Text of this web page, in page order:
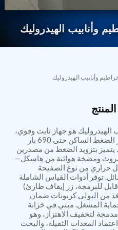
Nitrogen Generating
Dynamic Snubber Shock
Rotor Dynamics Test
Starter Generator Test Rig
Hydrogen Gas Boosting
Hydraulic Suspension Unit
Aerospace Pressure and
Air Droppable Container
Computerized
Bench
Computerized Based
Mounted Brake System
Pressure Cycle Test
PSA Oxygen Generation
PSA Oxygen Generation
Fuel Injection Pump Test
وأنابيب الهيدروليك
وأنابيب الهيدروليك
الهيدروليك هو جهاز ثابت وقوي،
مثبت على الأرض، مصمم لاختبار الضغط الساكن حتى 690 بار
يتميز بتزويد الضغط من مصدرين
ومضخة هوائية من هاسكل—
حراري من نوع الصفيحة
توفر أدوات القياس الشاملة
للبرمجة، زر إيقاف طارئ)
من البولي كربونات ضمان
المشغل. مبني في خزانة
لتخفيف الاهتزاز، وهو
المعدات الثقيلة، والبحث
Contact Sales
About →